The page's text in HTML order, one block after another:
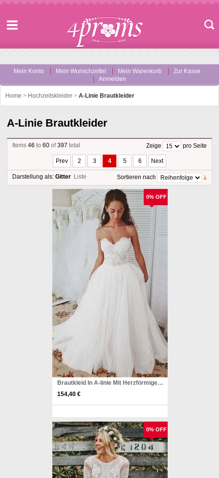
Mein Konto Mein Wunschzettel Mein Warenkorb
Zur Kasse
Anmelden
Home > Hochzeitskleider > A-Linie Brautkleider
A-Linie Brautkleider
Items46 to60 of397 total Zeige pro Seite
Prev 2 3 4 5 6 Next
Darstellung als: Gitter Liste Sortieren nach
Brautkleid In A-linie Mit Herzförmigem Ausschnitt Aus Tüll Und Spitzenapplikationen Twa3622
0% OFF
154,40 €
0% OFF